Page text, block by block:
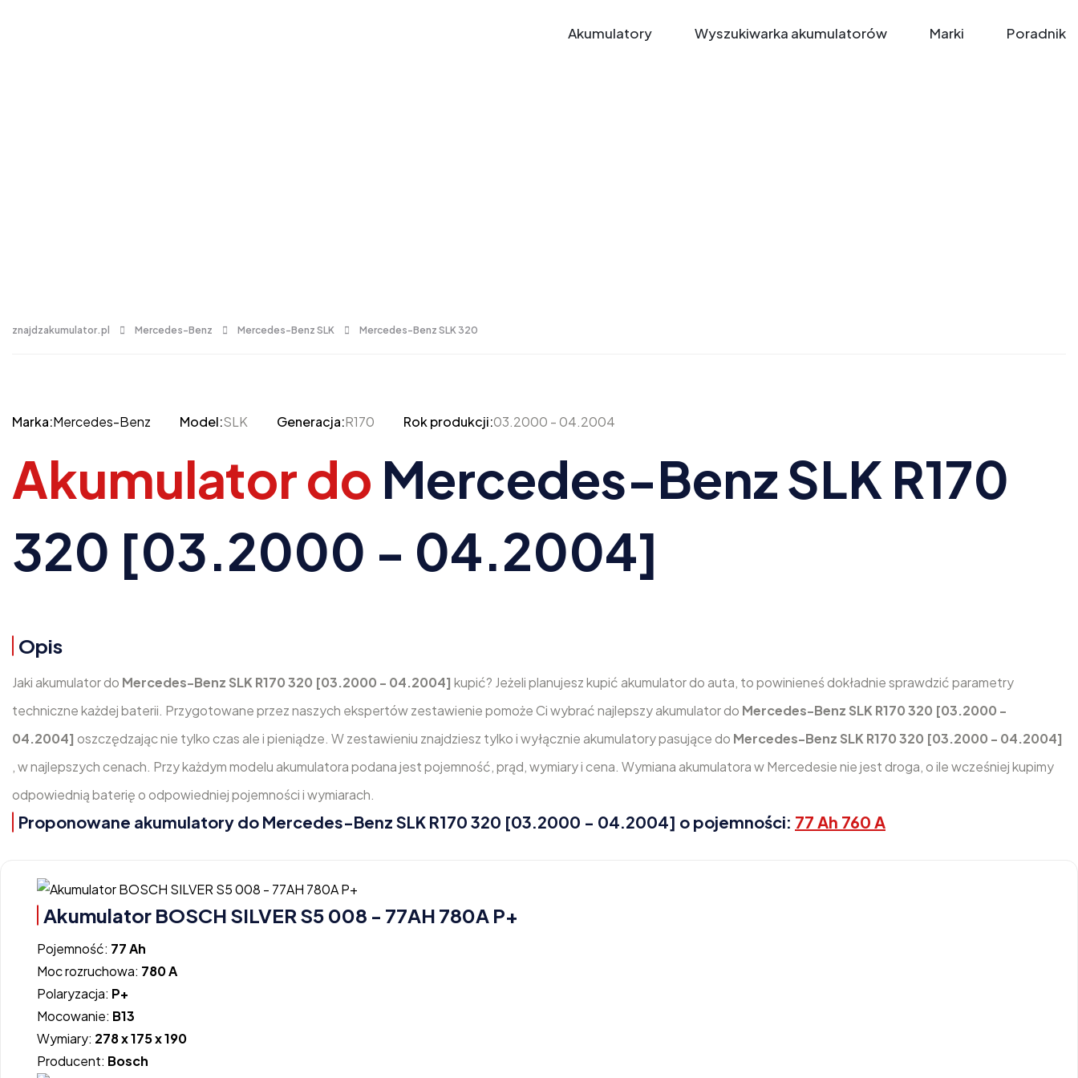
Akumulatory Wyszukiwarka akumulatorów Marki Poradnik
znajdzakumulator.pl Mercedes-Benz Mercedes-Benz SLK Mercedes-Benz SLK 320
Marka:Mercedes-Benz Model:SLK Generacja:R170 Rok produkcji:03.2000 - 04.2004
Akumulator do Mercedes-Benz SLK R170
320 [03.2000 - 04.2004]
Opis
Jaki akumulator do Mercedes-Benz SLK R170 320 [03.2000 - 04.2004] kupić? Jeżeli planujesz kupić akumulator do auta, to powinieneś dokładnie sprawdzić parametry
techniczne każdej baterii. Przygotowane przez naszych ekspertów zestawienie pomoże Ci wybrać najlepszy akumulator do Mercedes-Benz SLK R170 320 [03.2000 -
04.2004] oszczędzając nie tylko czas ale i pieniądze. W zestawieniu znajdziesz tylko i wyłącznie akumulatory pasujące do Mercedes-Benz SLK R170 320 [03.2000 - 04.2004]
, w najlepszych cenach. Przy każdym modelu akumulatora podana jest pojemność, prąd, wymiary i cena. Wymiana akumulatora w Mercedesie nie jest droga, o ile wcześniej kupimy
odpowiednią baterię o odpowiedniej pojemności i wymiarach.
Proponowane akumulatory do Mercedes-Benz SLK R170 320 [03.2000 - 04.2004] o pojemności: 77 Ah 760 A
Akumulator BOSCH SILVER S5 008 - 77AH 780A P+
Pojemność: 77 Ah
Moc rozruchowa: 780 A
Polaryzacja: P+
Mocowanie: B13
Wymiary: 278 x 175 x 190
Producent: Bosch